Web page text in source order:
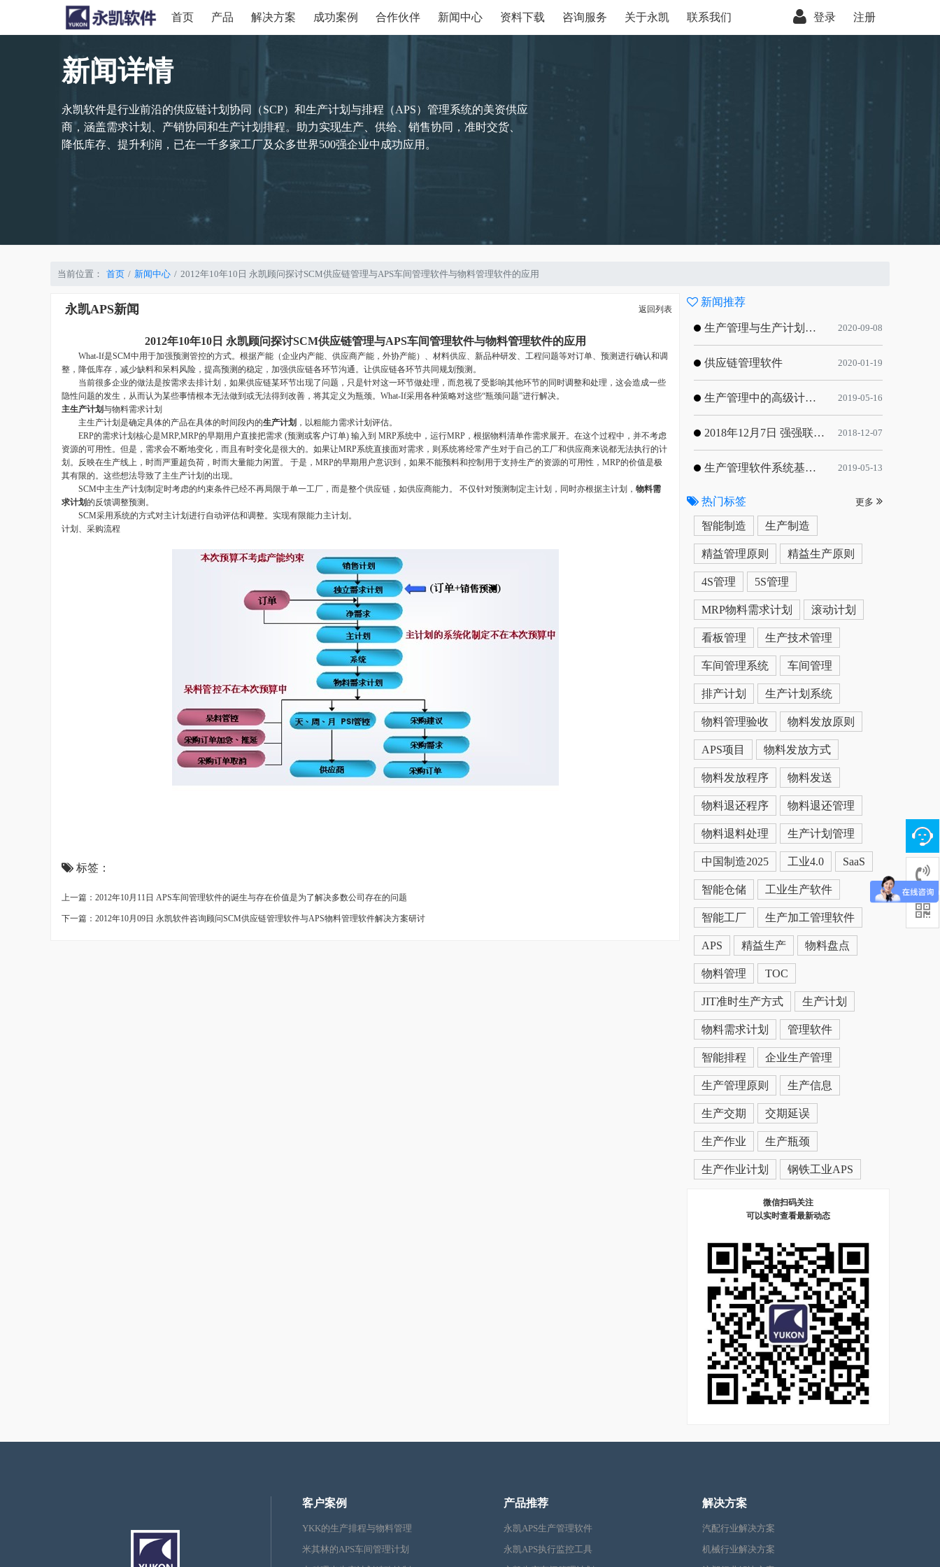
首页 产品 解决方案 成功案例 合作伙伴 新闻中心 资料下载 咨询服务 关于永凯 联系我们 登录 注册
新闻详情
永凯软件是行业前沿的供应链计划协同（SCP）和生产计划与排程（APS）管理系统的美资供应
商，涵盖需求计划、产销协同和生产计划排程。助力实现生产、供给、销售协同，准时交货、
降低库存、提升利润，已在一千多家工厂及众多世界500强企业中成功应用。
当前位置： 首页 新闻中心 2012年10年10日 永凯顾问探讨SCM供应链管理与APS车间管理软件与物料管理软件的应用
永凯APS新闻 返回列表
2012年10年10日 永凯顾问探讨SCM供应链管理与APS车间管理软件与物料管理软件的应用
What-If是SCM中用于加强预测管控的方式。根据产能（企业内产能、供应商产能，外协产能）、材料供应、新品种研发、工程问题等对订单、预测进行确认和调
整，降低库存，减少缺料和呆料风险，提高预测的稳定，加强供应链各环节沟通。让供应链各环节共同规划预测。
当前很多企业的做法是按需求去排计划，如果供应链某环节出现了问题，只是针对这一环节做处理，而忽视了受影响其他环节的同时调整和处理，这会造成一些
隐性问题的发生，从而认为某些事情根本无法做到或无法得到改善，将其定义为瓶颈。What-If采用各种策略对这些“瓶颈问题”进行解决。
主生产计划与物料需求计划
主生产计划是确定具体的产品在具体的时间段内的生产计划 ，以粗能力需求计划评估。
ERP的需求计划核心是MRP,MRP的早期用户直接把需求 (预测或客户订单) 输入到 MRP系统中，运行MRP，根据物料清单作需求展开。在这个过程中，并不考虑
资源的可用性。但是，需求会不断地变化，而且有时变化是很大的。如果让MRP系统直接面对需求，则系统将经常产生对于自己的工厂和供应商来说都无法执行的计
划。反映在生产线上，时而严重超负荷，时而大量能力闲置。 于是，MRP的早期用户意识到，如果不能预料和控制用于支持生产的资源的可用性，MRP的价值是极
其有限的。这些想法导致了主生产计划的出现。
SCM中主生产计划制定时考虑的约束条件已经不再局限于单一工厂，而是整个供应链，如供应商能力。 不仅针对预测制定主计划，同时亦根据主计划， 物料需
求计划的反馈调整预测。
SCM采用系统的方式对主计划进行自动评估和调整。实现有限能力主计划。
计划、采购流程
标签：
上一篇：2012年10月11日 APS车间管理软件的诞生与存在价值是为了解决多数公司存在的问题
下一篇：2012年10月09日 永凯软件咨询顾问SCM供应链管理软件与APS物料管理软件解决方案研讨
新闻推荐
生产管理与生产计划的目标 2020-09-08
供应链管理软件 2020-01-19
生产管理中的高级计划与排程优化 2019-05-16
2018年12月7日 强强联手，共同推进电子器件领域APS应用典范 风华高科生产自动化工业互联网应用项目-APS项目启动会 2018-12-07
生产管理软件系统基于信息化的解决方案 2019-05-13
热门标签 更多
智能制造 生产制造
精益管理原则 精益生产原则
4S管理 5S管理
MRP物料需求计划 滚动计划
看板管理 生产技术管理
车间管理系统 车间管理
排产计划 生产计划系统
物料管理验收 物料发放原则
APS项目 物料发放方式
物料发放程序 物料发送
物料退还程序 物料退还管理
物料退料处理 生产计划管理
中国制造2025 工业4.0 SaaS
智能仓储 工业生产软件
智能工厂 生产加工管理软件
APS 精益生产 物料盘点
物料管理 TOC
JIT准时生产方式 生产计划
物料需求计划 管理软件
智能排程 企业生产管理
生产管理原则 生产信息
生产交期 交期延误
生产作业 生产瓶颈
生产作业计划 钢铁工业APS
微信扫码关注
可以实时查看最新动态
客户案例
YKK的生产排程与物料管理
米其林的APS车间管理计划
产品推荐
永凯APS生产管理软件
永凯APS执行监控工具
解决方案
汽配行业解决方案
机械行业解决方案